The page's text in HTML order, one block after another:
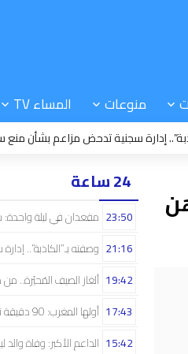
منوعات المساء TV
سجنية تدحض مزاعم بشأن منع سجين
24 ساعة
مقعدان في ليلة واحدة: 23:50
وصفته بـ”الكاذبة”.. 21:16
ألغاز الصيف المُحيّرة.. 19:42
أولها المغرب: 90 دقيقة تفصل أربع منتخبات إفريقية عن مونديال البرازيل 17:43
الداعم الأكبر: وفاة والد ليونيل ميسي عن 15:42